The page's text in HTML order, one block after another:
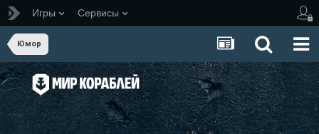
Игры Сервисы
Юмор